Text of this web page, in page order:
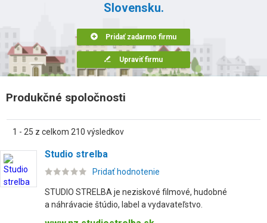
Slovensku.
Pridať zadarmo firmu
Upraviť firmu
Produkčné spoločnosti
1 - 25 z celkom 210 výsledkov
Studio strelba
Pridať hodnotenie
STUDIO STRELBA je neziskové filmové, hudobné
a náhrávacie štúdio, label a vydavateľstvo.